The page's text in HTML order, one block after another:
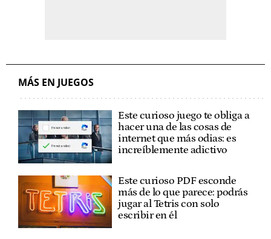
MÁS EN JUEGOS
Este curioso juego te obliga a
hacer una de las cosas de
internet que más odias: es
increíblemente adictivo
Este curioso PDF esconde
más de lo que parece: podrás
jugar al Tetris con solo
escribir en él